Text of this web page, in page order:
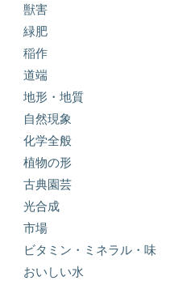
獣害
緑肥
稲作
道端
地形・地質
自然現象
化学全般
植物の形
古典園芸
光合成
市場
ビタミン・ミネラル・味
おいしい水